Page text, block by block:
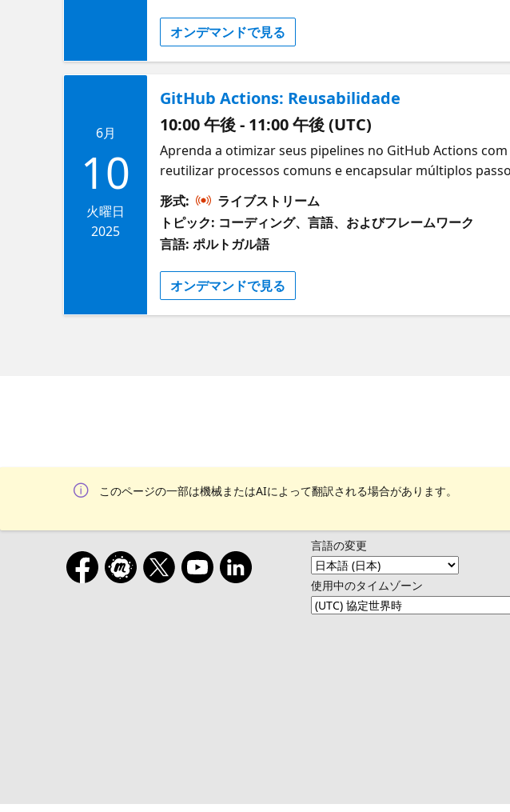
オンデマンドで見る
6月
10
火曜日
2025
GitHub Actions: Reusabilidade
10:00 午後 - 11:00 午後 (UTC)
Aprenda a otimizar seus pipelines no GitHub Actions
reutilizar processos comuns e encapsular múltiplos
eficientes e fáceis de manter. O que são GitHub Actions
形式:
ライブストリーム
トピック: コーディング、言語、およびフレームワーク
言語: ポルトガル語
オンデマンドで見る
このページの一部は機械またはAIによって翻訳される場合があります。
言語の変更
使用中のタイムゾーン